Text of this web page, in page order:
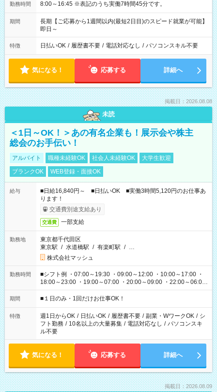
勤務時間 8:00～16:45 ※表記のうち実働7時間45分です。
期間
長期【ご応募から1週間以内(最短2日目)のスピード就業が可能】
即日～
特徴 日払いOK / 履歴書不要 / 電話対応なし / パソコンスキル不要
気になる！ 応募する 詳細へ
掲載日：2026.08.08
未読
＜1日～OK！＞あの有名企業も！展示会や株主
総会のお手伝い！
アルバイト 職種未経験OK 社会人未経験OK
大学生歓迎
ブランクOK
WEB登録・面接OK
給与
■日給16,840円～ ■日払いOK ■実働3時間5,120円のお仕事あ
ります！
交通費別途支給あり
交通費 一部支給
勤務地
東京都千代田区
東京駅 / 水道橋駅 / 有楽町駅 / …
株式会社マッシュ
勤務時間
■シフト例 ・07:00～19:30 ・09:00～12:00 ・10:00～17:00 ・
18:00～23:00 ・19:00～07:00 ・20:00～09:00 ・22:00～06:00
etc ★最短で3時間で5,120円のお仕事から 15時間で2万円近く稼
げるお仕事も！ ご希望のお時間に合わせてご紹介！ ※シフトは
ください！
期間 ■１日のみ・1回だけお仕事OK！
特徴 週1日からOK / 日払いOK / 履歴書不要 / 副業・WワークOK / シ
フト勤務 / 10名以上の大量募集 / 電話対応なし / パソコンスキ
ル不要
気になる！ 応募する 詳細へ
掲載日：2026.08.09